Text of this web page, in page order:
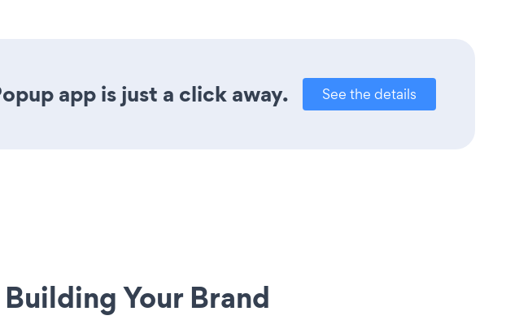
app is just a click away. See the details
Your Brand